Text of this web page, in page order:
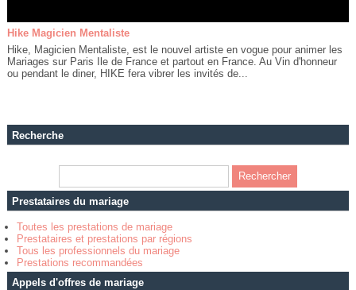
Hike Magicien Mentaliste
Hike, Magicien Mentaliste, est le nouvel artiste en vogue pour animer les
Mariages sur Paris Ile de France et partout en France. Au Vin d'honneur
ou pendant le diner, HIKE fera vibrer les invités de...
Recherche
Prestataires du mariage
Toutes les prestations de mariage
Prestataires et prestations par régions
Tous les professionnels du mariage
Prestations recommandées
Appels d'offres de mariage